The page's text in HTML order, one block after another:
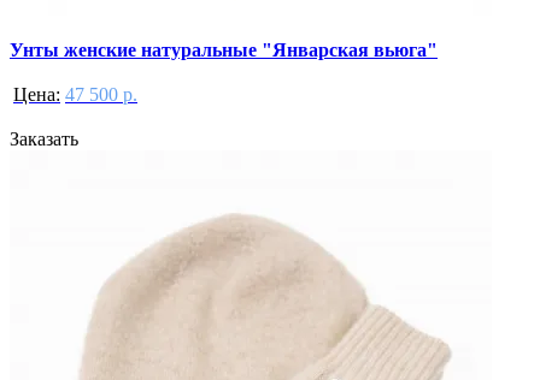
Унты женские натуральные "Январская вьюга"
Цена: 47 500 р.
Заказать